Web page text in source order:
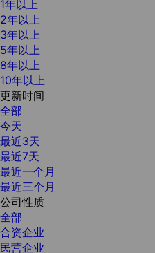
1年以上
2年以上
3年以上
5年以上
8年以上
10年以上
更新时间
全部
今天
最近3天
最近7天
最近一个月
最近三个月
公司性质
全部
合资企业
民营企业